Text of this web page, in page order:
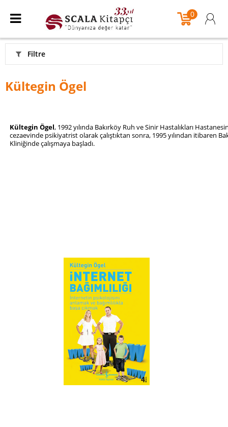
0
Filtre
Kültegin Ögel
Kültegin Ögel, 1992 yılında Bakırköy Ruh ve Sinir Hastalıkları
cezaevinde psikiyatrist olarak çalıştıktan sonra, 1995 yılından itibaren
Kliniğinde çalışmaya başladı.